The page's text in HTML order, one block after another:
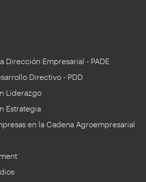
Dirección Empresarial - PADE
Directivo - PDD
Liderazgo
Estrategia
en la Cadena Agroempresarial